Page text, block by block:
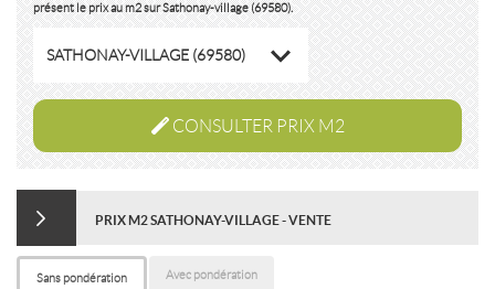
présent le prix au m2 sur Sathonay-village (69580).
SATHONAY-VILLAGE (69580)
CONSULTER PRIX M2
PRIX M2 SATHONAY-VILLAGE - VENTE
Sans pondération Avec pondération